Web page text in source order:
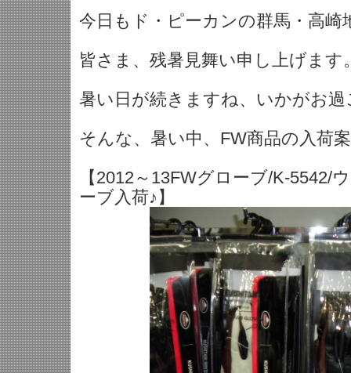
今日もド・ピーカンの群馬・高崎
皆さま、残暑見舞い申し上げます
暑い日が続きますね、いかがお
そんな、暑い中、FW商品の入荷
【2012～13FWグローブ/K-5542/
ーブ入荷♪】